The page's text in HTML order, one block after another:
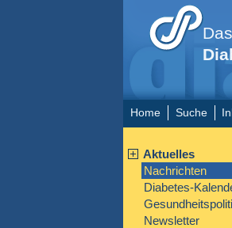
Home Suche
Aktuelles
Nachrichten
Diabetes-
Newsletter